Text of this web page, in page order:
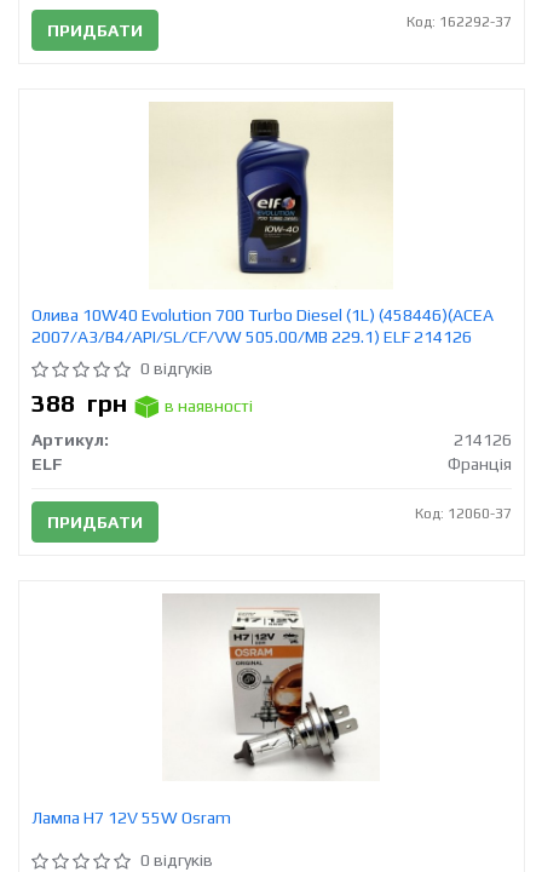
ПРИДБАТИ Код: 162292-37
Олива 10W40 Evolution 700 Turbo Diesel (1L) (458446)(ACEA
2007/A3/B4/API/SL/CF/VW 505.00/MB 229.1) ELF 214126
0 відгуків
388 грн
в наявності
Артикул:
214126
ELF
Франція
ПРИДБАТИ Код: 12060-37
Лампа H7 12V 55W Osram
0 відгуків